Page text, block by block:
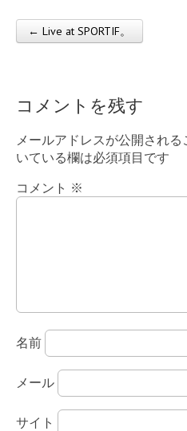
Post navigation
← Live at SPORTIF。
コメントを残す
メールアドレスが公開される
いている欄は必須項目です
コメント ※
名前
メール
サイト